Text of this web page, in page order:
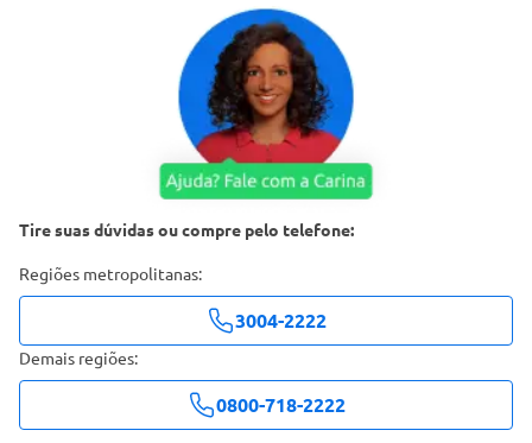
Tire suas dúvidas ou compre pelo telefone:
Regiões metropolitanas:
3004-2222
Demais regiões:
0800-718-2222